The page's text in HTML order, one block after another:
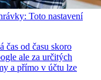
Toto nastavení
čas od času skoro
ale za určitých
a přímo v účtu lze